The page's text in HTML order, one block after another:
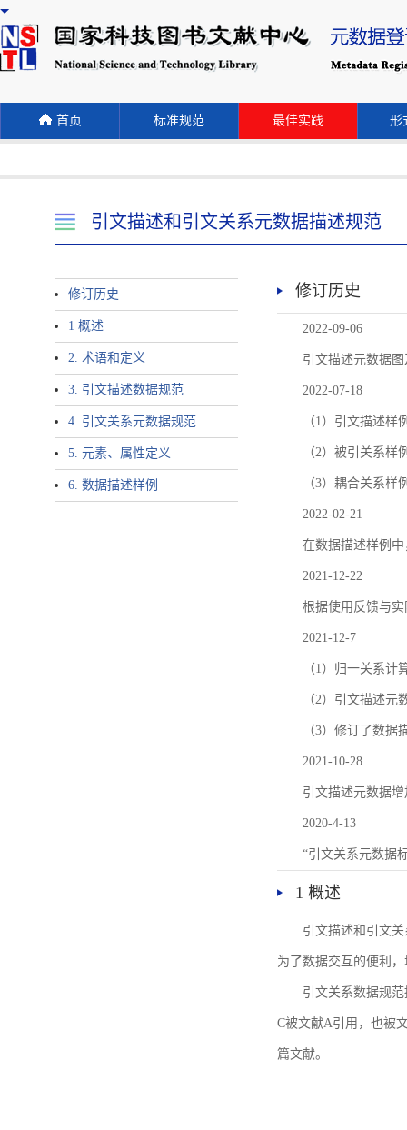
首页 标准规范 最佳实践 形
引文描述和引文关系元数据描述规范
修订历史
1 概述
2. 术语和定义
3. 引文描述数据规范
4. 引文关系元数据规范
5. 元素、属性定义
6. 数据描述样例
修订历史
2022-09-06
引文描述元数据
2022-07-18
（1）引文描述样
（2）被引关系
（3）耦合关系
2022-02-21
在数据描述样例
2021-12-22
根据使用反馈与
2021-12-7
（1）归一关系
（2）引文描述元
（3）修订了数据
2021-10-28
引文描述元数据增
2020-4-13
“引文关系元数据
1 概述
引文描述和引文
为了数据交互的便利
引文关系数据规
C被文献A引用，也被
篇文献。